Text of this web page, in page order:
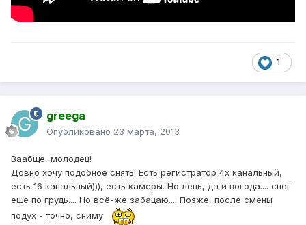
1
greega
Опубликовано 23 марта, 2013
Ваабще, молодец!
Довно хочу подобное снять! Есть регистратор 4х канальный,
есть 16 канальный))), есть камеры. Но лень, да и погода.... снег
ещё по грудь.... Но всё-же забацаю.... Позже, после смены
подух - точно, сниму